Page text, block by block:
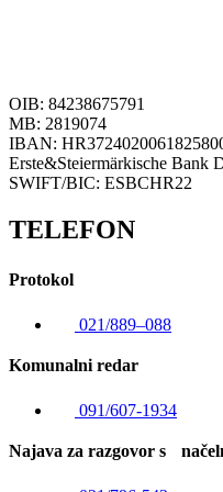
OIB: 84238675791
MB: 2819074
IBAN:
Erste&Steiermärkische Bank
SWIFT/BIC: ESBCHR22
TELEFON
Protokol
021/889–088
Komunalni redar
091/607-1934
Najava za razgovor s